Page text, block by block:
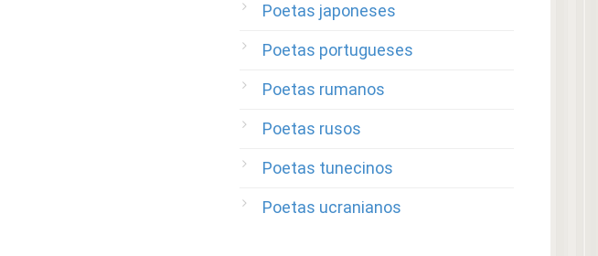
Poetas japoneses
Poetas portugueses
Poetas rumanos
Poetas rusos
Poetas tunecinos
Poetas ucranianos